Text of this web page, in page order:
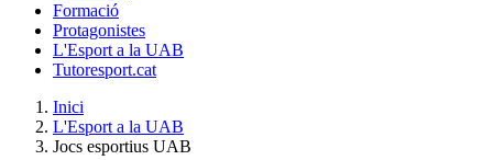
Formació
Protagonistes
L'Esport a la UAB
Tutoresport.cat
Inici
L'Esport a la UAB
Jocs esportius UAB